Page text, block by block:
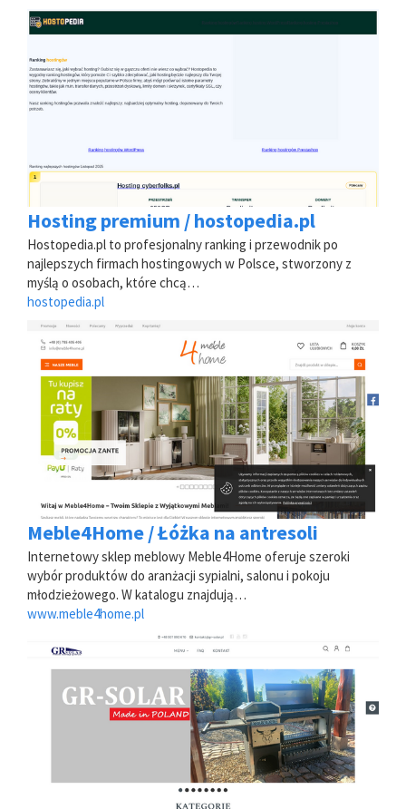
Hosting premium / hostopedia.pl
Hostopedia.pl to profesjonalny ranking i przewodnik po
najlepszych firmach hostingowych w Polsce, stworzony z
myślą o osobach, które chcą…
hostopedia.pl
Meble4Home / Łóżka na antresoli
Internetowy sklep meblowy Meble4Home oferuje szeroki
wybór produktów do aranżacji sypialni, salonu i pokoju
młodzieżowego. W katalogu znajdują…
www.meble4home.pl